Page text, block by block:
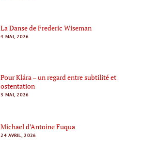
La Danse de Frederic Wiseman
4 MAI, 2026
Pour Klára – un regard entre subtilité et
ostentation
3 MAI, 2026
Michael d’Antoine Fuqua
24 AVRIL, 2026